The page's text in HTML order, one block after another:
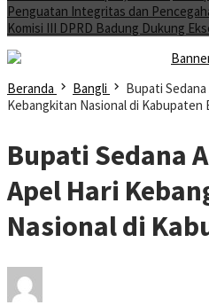
Penguatan Integritas dan
Komisi III DPRD Badung Dukung
Beranda Bangli
Bupati
Kebangkitan Nasional di Kabupaten
Bupati Sedana
Apel Hari
Nasional di